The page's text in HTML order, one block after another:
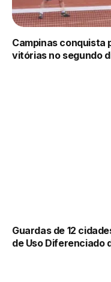
Campinas conquista
vitórias no segundo
Guardas de 12
de Uso Diferenciado